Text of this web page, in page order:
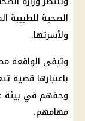
الصحية للطبيبة
ولأسرتها.
وتبقى الواقعة
باعتبارها قضية
وحقهم في بيئة
مهامهم.